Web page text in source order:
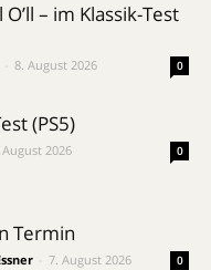
– im Klassik-Test
8. August 2026 0
(PS5)
August 2026 0
Termin
7. August 2026 0